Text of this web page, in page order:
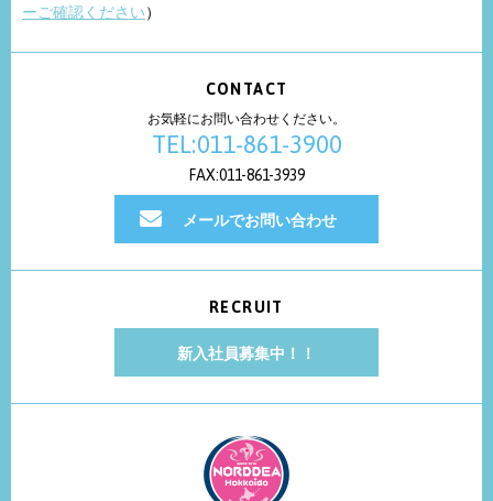
ーご確認ください）
CONTACT
お気軽にお問い合わせください。
TEL:011-861-3900
FAX:011-861-3939
メールでお問い合わせ
RECRUIT
新入社員募集中！！